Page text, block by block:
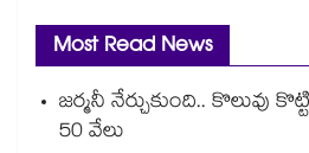
Most Read News
జర్మనీ నేర్చుకుంది.. కొలువు
50 వేలు